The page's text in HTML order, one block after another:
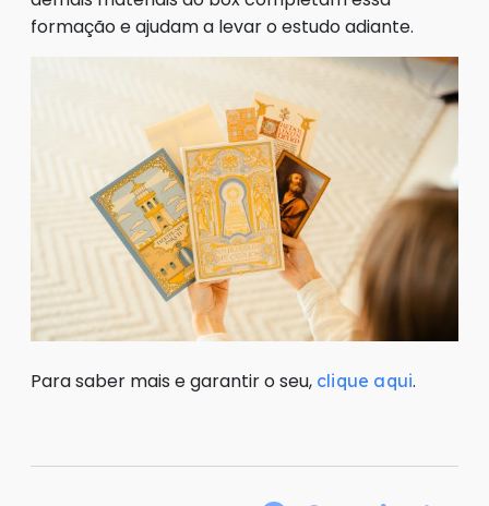
formação e ajudam a levar o estudo adiante.
Para saber mais e garantir o seu, clique aqui.